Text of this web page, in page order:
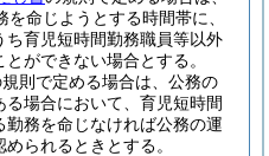
を命じようとする時間帯に、
育児短時間勤務職員等以外
ができない場合とする。
則で定める場合は、公務の
場合において、育児短時間
勤務を命じなければ公務の運
られるときとする。